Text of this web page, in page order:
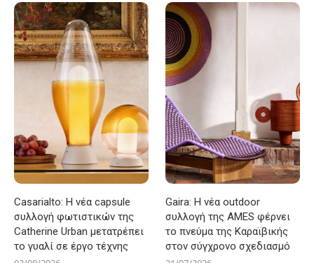
Casarialto: Η νέα capsule
συλλογή φωτιστικών της
Catherine Urban μετατρέπει
το γυαλί σε έργο τέχνης
Gaira: Η νέα outdoor
συλλογή της AMES φέρνει
το πνεύμα της Καραϊβικής
στον σύγχρονο σχεδιασμό